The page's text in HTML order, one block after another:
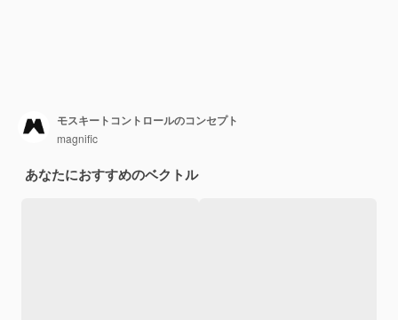
モスキートコントロールのコンセプト
magnific
あなたにおすすめのベクトル